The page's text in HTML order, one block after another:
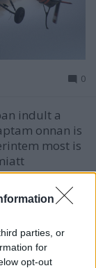
parties, or
for
opt-out
0
indult a
onnan is
most is
át
rendőrség…